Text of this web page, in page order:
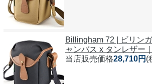
Billingham 72 | ビリン
ャンバス x タンレザー
当店販売価格28,710円 (